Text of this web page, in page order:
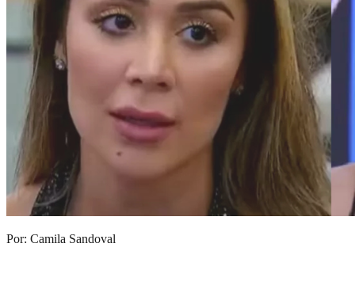
Por: Camila Sandoval